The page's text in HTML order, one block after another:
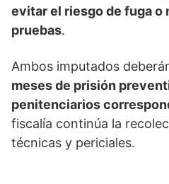
evitar el riesgo de fuga o
pruebas.
Ambos imputados
meses de prisión
penitenciarios
fiscalía continúa la
técnicas y periciales.